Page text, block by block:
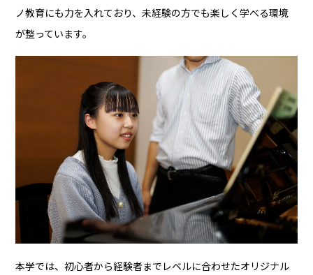
ノ教育にも力を入れており、未経験の方でも楽しく学べる環境
が整っています。
本学では、初心者から経験者までレベルに合わせたオリジナル